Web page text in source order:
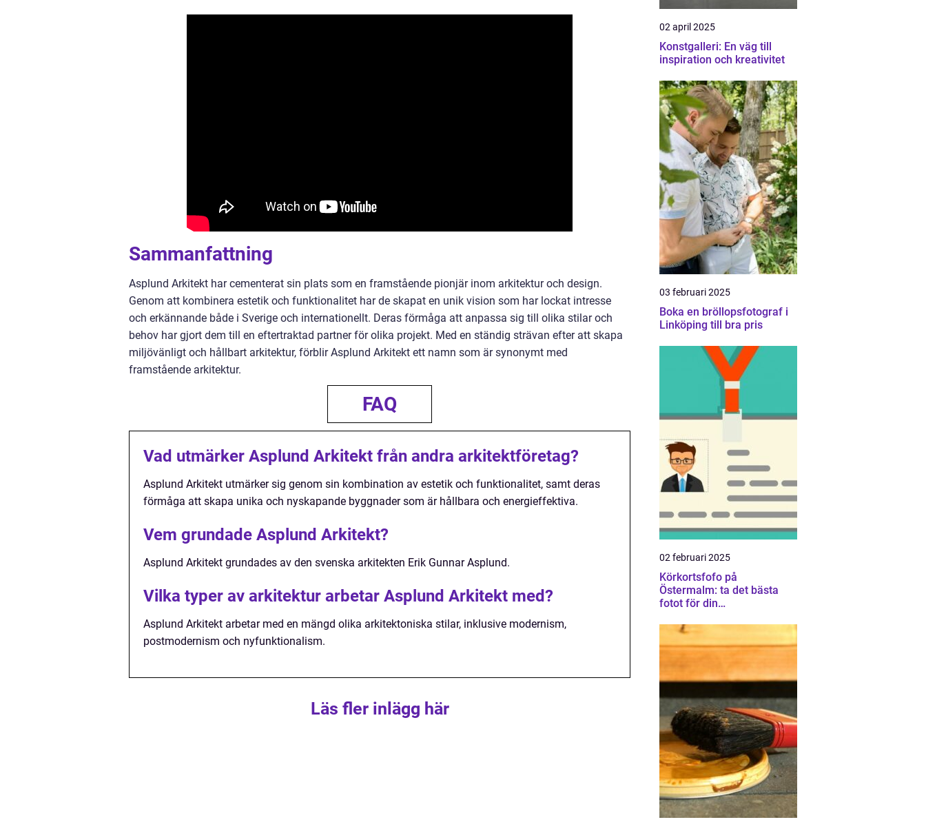
Sammanfattning
Asplund Arkitekt har cementerat sin plats som en framstående pionjär inom arkitektur och design.
Genom att kombinera estetik och funktionalitet har de skapat en unik vision som har lockat intresse
och erkännande både i Sverige och internationellt. Deras förmåga att anpassa sig till olika stilar och
behov har gjort dem till en eftertraktad partner för olika projekt. Med en ständig strävan efter att skapa
miljövänligt och hållbart arkitektur, förblir Asplund Arkitekt ett namn som är synonymt med
framstående arkitektur.
FAQ
Vad utmärker Asplund Arkitekt från andra arkitektföretag?
Asplund Arkitekt utmärker sig genom sin kombination av estetik och funktionalitet, samt deras
förmåga att skapa unika och nyskapande byggnader som är hållbara och energieffektiva.
Vem grundade Asplund Arkitekt?
Asplund Arkitekt grundades av den svenska arkitekten Erik Gunnar Asplund.
Vilka typer av arkitektur arbetar Asplund Arkitekt med?
Asplund Arkitekt arbetar med en mängd olika arkitektoniska stilar, inklusive modernism,
postmodernism och nyfunktionalism.
Läs fler inlägg här
02 april 2025
Konstgalleri: En väg till
inspiration och kreativitet
03 februari 2025
Boka en bröllopsfotograf i
Linköping till bra pris
02 februari 2025
Körkortsfofo på
Östermalm: ta det bästa
fotot för din